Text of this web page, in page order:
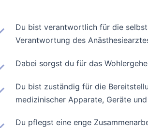
Du bist verantwortlich für die
Verantwortung des
Dabei sorgst du für das
Du bist zuständig für die
medizinischer Apparate, Geräte
Du pflegst eine enge